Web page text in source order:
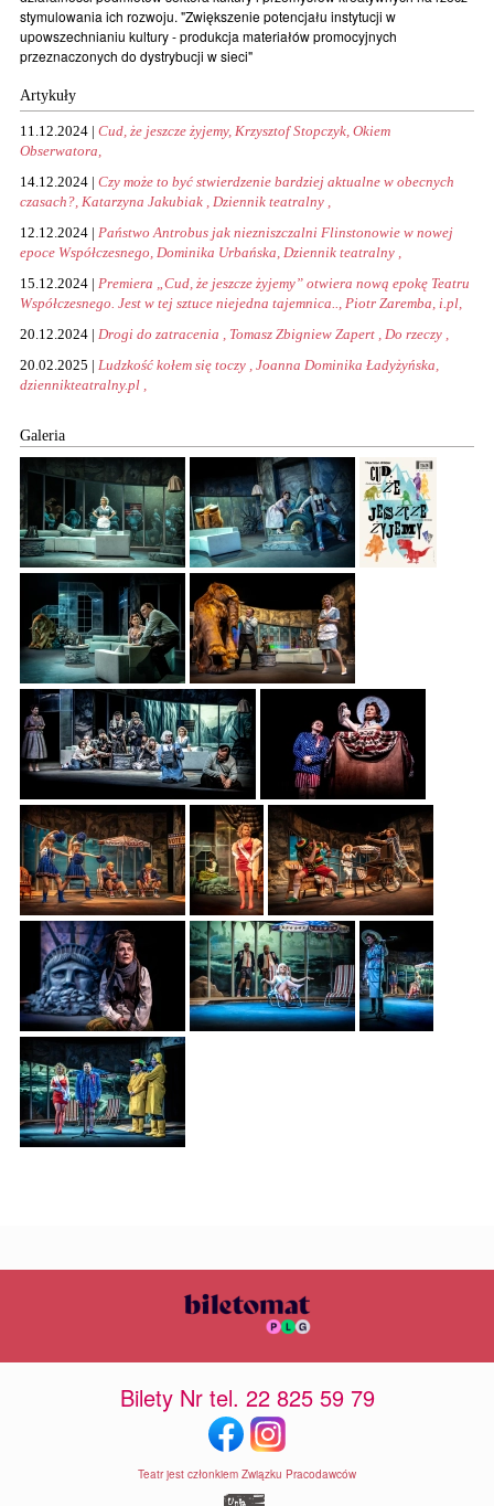
stymulowania ich rozwoju. "Zwiększenie potencjału instytucji w
upowszechnianiu kultury - produkcja materiałów promocyjnych
przeznaczonych do dystrybucji w sieci"
Artykuły
11.12.2024 | Cud, że jeszcze żyjemy, Krzysztof Stopczyk, Okiem
Obserwatora,
14.12.2024 | Czy może to być stwierdzenie bardziej aktualne w obecnych
czasach?, Katarzyna Jakubiak , Dziennik teatralny ,
12.12.2024 | Państwo Antrobus jak niezniszczalni Flinstonowie w nowej
epoce Współczesnego, Dominika Urbańska, Dziennik teatralny ,
15.12.2024 | Premiera „Cud, że jeszcze żyjemy” otwiera nową epokę Teatru
Współczesnego. Jest w tej sztuce niejedna tajemnica.., Piotr Zaremba, i.pl,
20.12.2024 | Drogi do zatracenia , Tomasz Zbigniew Zapert , Do rzeczy ,
20.02.2025 | Ludzkość kołem się toczy , Joanna Dominika Ładyżyńska,
dziennikteatralny.pl ,
Galeria
Bilety Nr tel. 22 825 59 79
Teatr jest członkiem Związku Pracodawców